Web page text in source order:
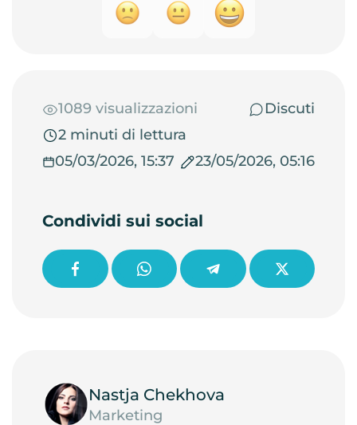
1089 visualizzazioni
Discuti
2 minuti di lettura
05/03/2026, 15:37
23/05/2026, 05:16
Condividi sui social
Nastja Chekhova
Marketing